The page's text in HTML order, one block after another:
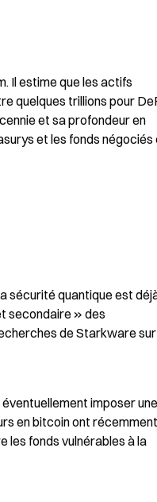
Il estime que les actifs
quelques trillions pour
et sa profondeur en
et les fonds négociés
sécurité quantique est
secondaire » des
de Starkware
imposer une
en bitcoin ont récemment
les fonds vulnérables à la